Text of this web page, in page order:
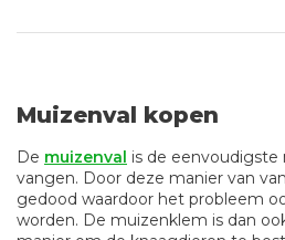
Muizenval kopen
De muizenval is de
vangen. Door deze manier van
gedood waardoor het probleem
worden. De muizenklem is dan